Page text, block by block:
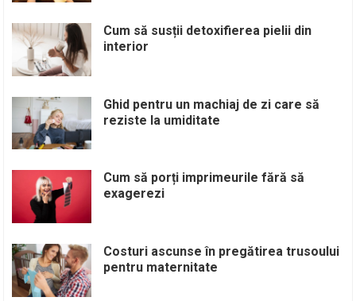
Cum să susții detoxifierea pielii din
interior
Ghid pentru un machiaj de zi care să
reziste la umiditate
Cum să porți imprimeurile fără să
exagerezi
Costuri ascunse în pregătirea trusoului
pentru maternitate